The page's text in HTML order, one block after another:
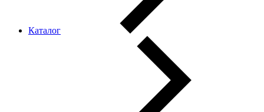
Каталог